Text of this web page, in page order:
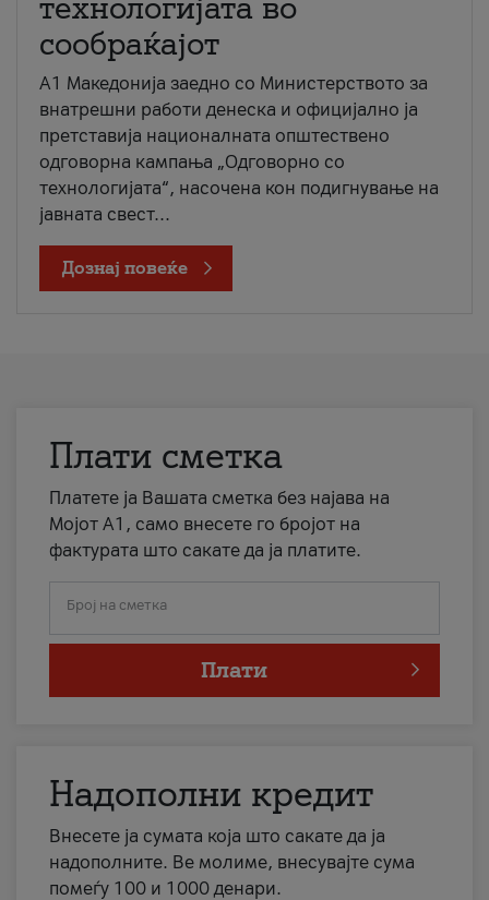
сообраќајот
A1 Македонија заедно со Министерството за
внатрешни работи денеска и официјално ја
претставија националната општествено
одговорна кампања „Одговорно со
технологијата“, насочена кон подигнување на
јавната свест...
Дознај повеќе
Плати сметка
Платете ја Вашата сметка без најава на
Мојот А1, само внесете го бројот на
фактурата што сакате да ја платите.
Број на сметка
Плати
Надополни кредит
Внесете ја сумата која што сакате да ја
надополните. Ве молиме, внесувајте сума
помеѓу 100 и 1000 денари.